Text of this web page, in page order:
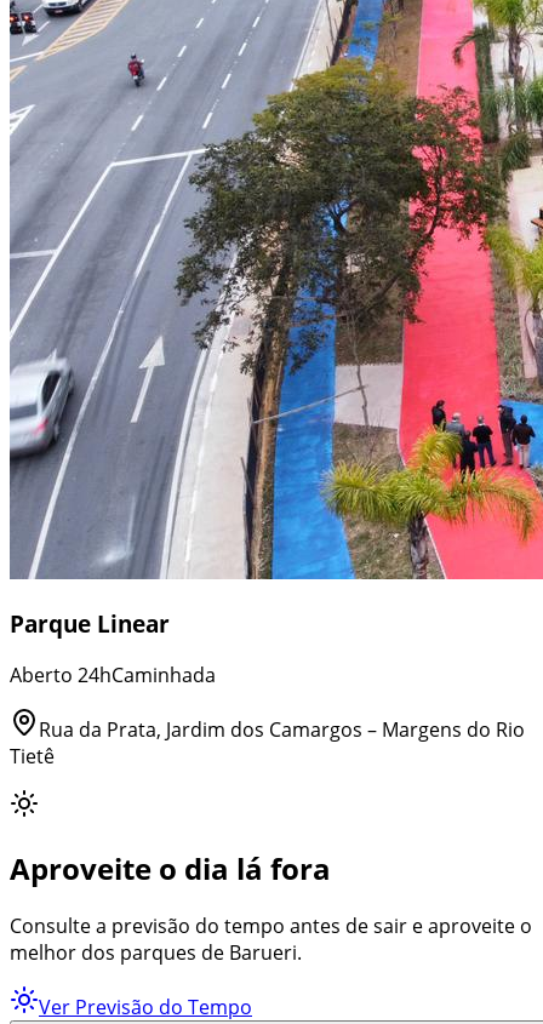
Parque Linear
Aberto 24hCaminhada
Rua da Prata, Jardim dos Camargos – Margens do Rio
Tietê
Aproveite o dia lá fora
Consulte a previsão do tempo antes de sair e aproveite o
melhor dos parques de Barueri.
Ver Previsão do Tempo